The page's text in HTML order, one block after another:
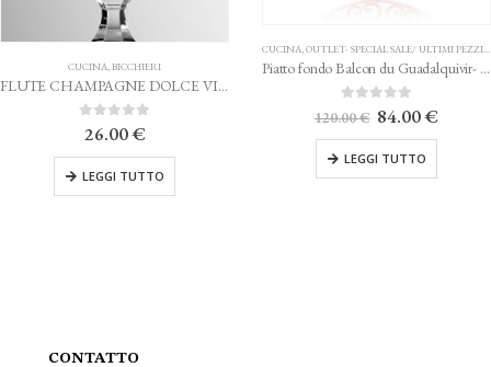
BICCHIERI
FLUTE CHAMPAGNE DOLCE VITA TRASPARENTE MARIO LUCA GIUSTI
LEGGI TUTTO
OUTLET- SPECIAL SALE/ ULTIMI PEZZI,PIATTI
Piatto fondo Balcon du Guadalquivir- HERMES
originale
120.00 €.
84.00€Il
attuale
è:
84.00 €.
LEGGI TUTTO
CONTATTO